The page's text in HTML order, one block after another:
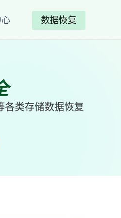
心 数据恢复
各类存储数据恢复